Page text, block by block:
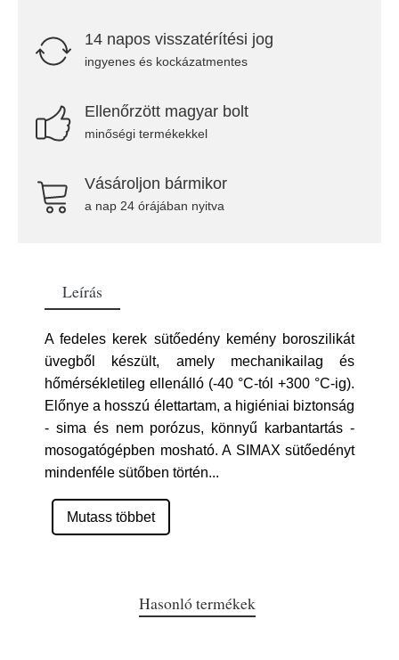
14 napos visszatérítési jog
ingyenes és kockázatmentes
Ellenőrzött magyar bolt
minőségi termékekkel
Vásároljon bármikor
a nap 24 órájában nyitva
Leírás
A fedeles kerek sütőedény kemény boroszilikát
üvegből készült, amely mechanikailag és
hőmérsékletileg ellenálló (-40 °C-tól +300 °C-ig).
Előnye a hosszú élettartam, a higiéniai biztonság
- sima és nem porózus, könnyű karbantartás -
mosogatógépben mosható. A SIMAX sütőedényt
mindenféle sütőben történ...
Mutass többet
Hasonló termékek